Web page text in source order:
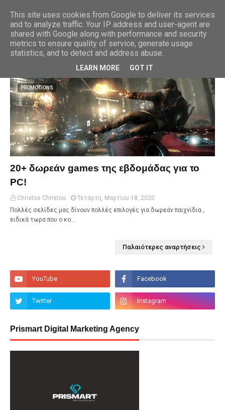
Εμφάνιση αναρτήσεων με την ετικέτα ΠΑΙΧΝΙΔΙΑ
PROMOTIONS
20+ δωρεάν games της εβδομάδας για το
PC!
Christos Christou
Τετάρτη, Μαρτίου 18, 2020
Πολλές σελίδες μας δίνουν πολλές επιλογές για δωρεάν παιχνίδια ,
ειδικά τωρα που ο κο…
Παλαιότερες αναρτήσεις
Prismart Digital Marketing Agency
This site uses cookies from Google to deliver its services
and to analyze traffic. Your IP address and user-agent are
shared with Google along with performance and security
metrics to ensure quality of service, generate usage
statistics, and to detect and address abuse.
LEARN MORE GOT IT